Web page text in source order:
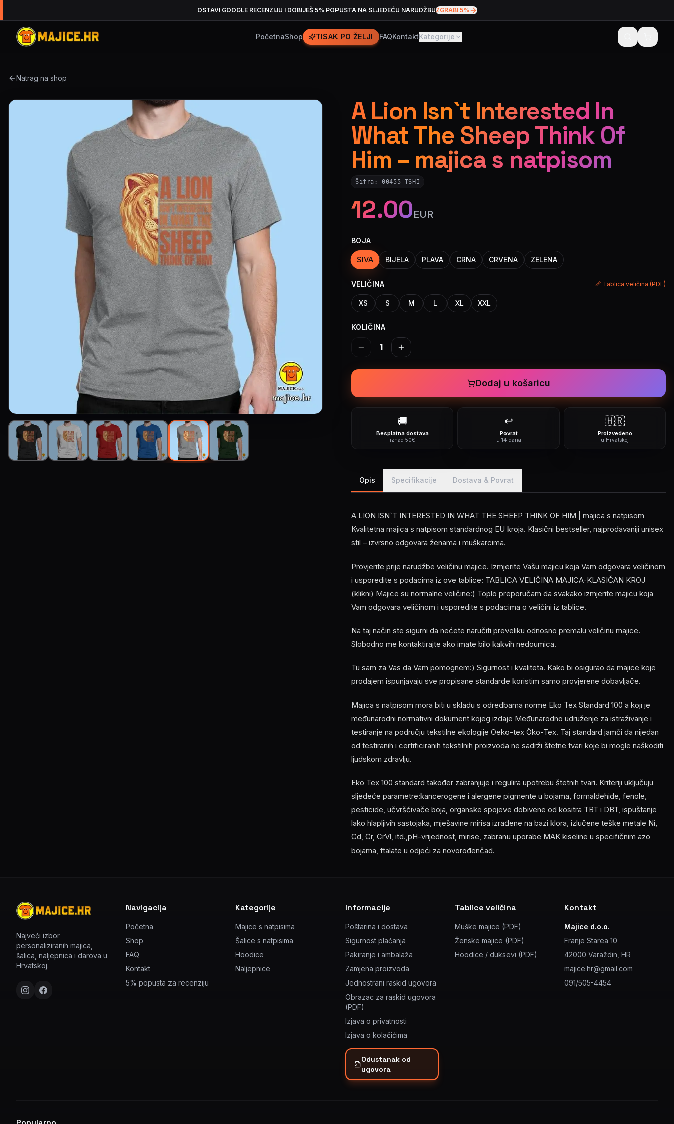
OSTAVI GOOGLE RECENZIJU I DOBIJEŠ 5% POPUSTA NA SLJEDEĆU NARUDŽBUZGRABI 5%
PočetnaShop TISAK PO ŽELJI FAQKontaktKategorije
Natrag na shop
A Lion Isn`t Interested In
What The Sheep Think Of
Him – majica s natpisom
Šifra:00455-TSHI
12.00EUR
BOJA
SIVA BIJELA PLAVA CRNA CRVENA ZELENA
VELIČINA 📏 Tablica veličina (PDF)
XS S M L XL XXL
KOLIČINA
1
Dodaj u košaricu
🚚
Besplatna dostava
iznad 50€
↩️
Povrat
u 14 dana
🇭🇷
Proizvedeno
u Hrvatskoj
Opis Specifikacije Dostava & Povrat
A LION ISN`T INTERESTED IN WHAT THE SHEEP THINK OF HIM | majica s natpisom
Kvalitetna majica s natpisom standardnog EU kroja. Klasični bestseller, najprodavaniji unisex
stil – izvrsno odgovara ženama i muškarcima.
Provjerite prije narudžbe veličinu majice. Izmjerite Vašu majicu koja Vam odgovara veličinom
i usporedite s podacima iz ove tablice: TABLICA VELIČINA MAJICA-KLASIČAN KROJ
(klikni) Majice su normalne veličine:) Toplo preporučam da svakako izmjerite majicu koja
Vam odgovara veličinom i usporedite s podacima o veličini iz tablice.
Na taj način ste sigurni da nećete naručiti preveliku odnosno premalu veličinu majice.
Slobodno me kontaktirajte ako imate bilo kakvih nedoumica.
Tu sam za Vas da Vam pomognem:) Sigurnost i kvaliteta. Kako bi osigurao da majice koje
prodajem ispunjavaju sve propisane standarde koristim samo provjerene dobavljače.
Majica s natpisom mora biti u skladu s odredbama norme Eko Tex Standard 100 a koji je
međunarodni normativni dokument kojeg izdaje Međunarodno udruženje za istraživanje i
testiranje na području tekstilne ekologije Oeko-tex Öko-Tex. Taj standard jamči da nijedan
od testiranih i certificiranih tekstilnih proizvoda ne sadrži štetne tvari koje bi mogle naškoditi
ljudskom zdravlju.
Eko Tex 100 standard također zabranjuje i regulira upotrebu štetnih tvari. Kriteriji uključuju
sljedeće parametre:kancerogene i alergene pigmente u bojama, formaldehide, fenole,
pesticide, učvršćivače boja, organske spojeve dobivene od kositra TBT i DBT, ispuštanje
lako hlapljivih sastojaka, mješavine mirisa izrađene na bazi klora, izlučene teške metale Ni,
Cd, Cr, CrVl, itd.,pH-vrijednost, mirise, zabranu uporabe MAK kiseline u specifičnim azo
bojama, ftalate u odjeći za novorođenčad.
Najveći izbor
personaliziranih majica,
šalica, naljepnica i darova u
Hrvatskoj.
Navigacija
Početna
Shop
FAQ
Kontakt
5% popusta za recenziju
Kategorije
Majice s natpisima
Šalice s natpisima
Hoodice
Naljepnice
Informacije
Poštarina i dostava
Sigurnost plaćanja
Pakiranje i ambalaža
Zamjena proizvoda
Jednostrani raskid ugovora
Obrazac za raskid ugovora
(PDF)
Izjava o privatnosti
Izjava o kolačićima
Odustanak od
ugovora
Tablice veličina
Muške majice (PDF)
Ženske majice (PDF)
Hoodice / duksevi (PDF)
Kontakt
Majice d.o.o.
Franje Starea 10
42000 Varaždin, HR
majice.hr@gmail.com
091/505-4454